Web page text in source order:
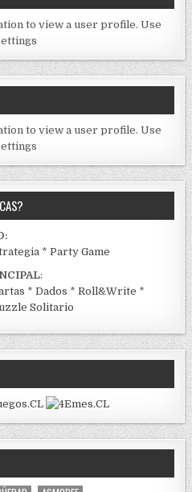
to view a user profile. Use
to view a user profile. Use
*Party Game
:
*Dados *Roll&Write *
Solitario